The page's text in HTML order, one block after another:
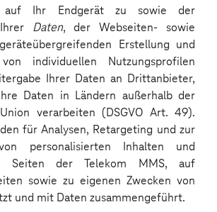
auf Ihr Endgerät zu sowie der
Daten, der Webseiten- sowie
Erstellung und
individuellen Nutzungsprofilen
Ihrer Daten an Drittanbieter,
Daten in Ländern außerhalb der
verarbeiten (DSGVO Art. 49).
für Analysen, Retargeting und zur
personalisierten Inhalten und
Seiten der Telekom MMS, auf
sowie zu eigenen Zwecken von
und mit Daten zusammengeführt.
Unternehmen
auf unsere
Hier eine Auswahl: